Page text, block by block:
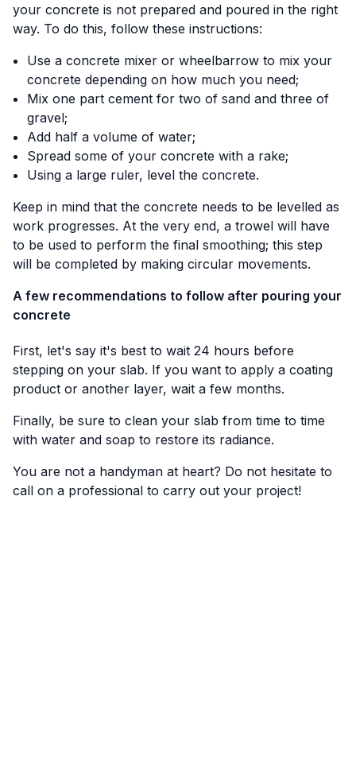
your concrete is not prepared and poured in the right
way. To do this, follow these instructions:
Use a concrete mixer or wheelbarrow to mix your
concrete depending on how much you need;
Mix one part cement for two of sand and three of
gravel;
Add half a volume of water;
Spread some of your concrete with a rake;
Using a large ruler, level the concrete.
Keep in mind that the concrete needs to be levelled as
work progresses. At the very end, a trowel will have
to be used to perform the final smoothing; this step
will be completed by making circular movements.
A few recommendations to follow after pouring your
concrete
First, let's say it's best to wait 24 hours before
stepping on your slab. If you want to apply a coating
product or another layer, wait a few months.
Finally, be sure to clean your slab from time to time
with water and soap to restore its radiance.
You are not a handyman at heart? Do not hesitate to
call on a professional to carry out your project!